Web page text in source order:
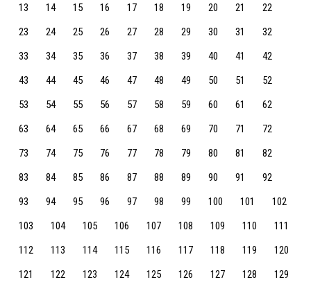
13
14 15 16 17 18 19 20 21
22
23
24 25 26 27 28 29 30 31
32
33
34 35 36 37 38 39 40 41
42
43
44 45 46 47 48 49 50 51
52
53
54 55 56 57 58 59 60 61
62
63
64 65 66 67 68 69 70 71
72
73
74 75 76 77 78 79 80 81
82
83
84 85 86 87 88 89 90 91
92
93
94 95 96 97 98 99 100 101
102
103
104 105 106 107 108 109 110
111
112
113 114 115 116 117 118 119
120
121
122 123 124 125 126 127 128
129